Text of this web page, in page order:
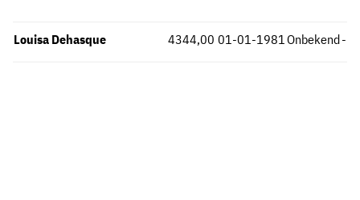
Louisa Dehasque Onbekend
4344,00 -
01-01-1981